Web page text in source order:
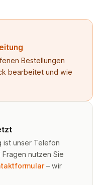
Bestellungen
bearbeitet und wie
ist unser Telefon
nutzen Sie
– wir